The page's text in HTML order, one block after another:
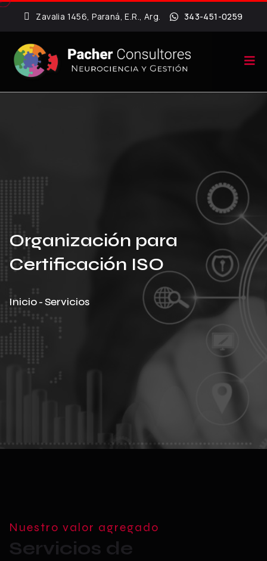
Zavalia 1456, Paraná, E.R., Arg. 343-451-0259
Organización para
Certificación ISO
Inicio-Servicios
Nuestro valor agregado
Servicios de